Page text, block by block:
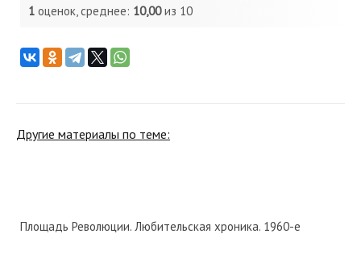
1 оценок, среднее: 10,00из 10
Другие материалы по теме:
Площадь Революции. Любительская хроника. 1960-е